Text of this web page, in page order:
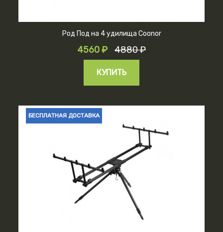
Род Под на 4 удилища Coonor
4560 ₽ 4880 ₽
КУПИТЬ
БЕСПЛАТНАЯ ДОСТАВКА